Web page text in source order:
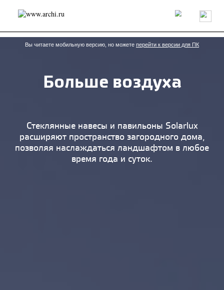
Россия Мир Технологии Интерьер Пресса
Архитекторы
Проекты
Конкурсы События Книги Вакансии
send.project Анонсы конкурсов
Блог
Исследование
Дизайн
Иностранцы в России
Интерьер
Книги
Наследие Образование
Урбанистика
Вы читаете мобильную версию, но можете перейти к версии для ПК
Больше воздуха
Cтеклянные навесы и павильоны Solarlux
расширяют пространство загородного дома,
позволяя наслаждаться ландшафтом в любое
время года и суток.